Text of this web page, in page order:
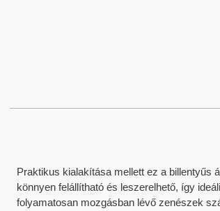
Praktikus kialakítása mellett ez a billentyűs
könnyen felállítható és leszerelhető, így
folyamatosan mozgásban lévő zenészek
Hatékony szállítási és kézbesítési folyamatokkal
Több mint 30 éves OEM/ODM gyártási és innovációs